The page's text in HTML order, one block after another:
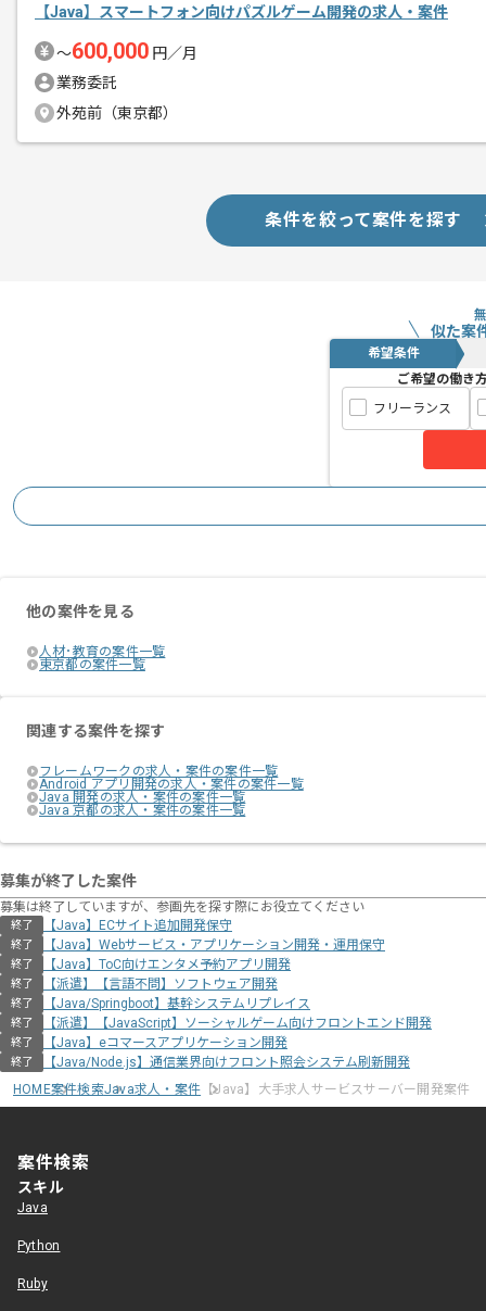
エージェントからのコ
メント
幅広くご担当いただくためスキルアッ
【Java】スマートフォン向けパズルゲーム開発の求人・案件
〜600,000 円／月
業務委託
外苑前（東京都）
条件を絞って案件を探す
似た案
希望条件
ご希望の働き
フリーランス
他の案件を見る
人材･教育の案件一覧
東京都の案件一覧
関連する案件を探す
フレームワークの求人・案件の案件一覧
Android アプリ開発の求人・案件の案件一覧
Java 開発の求人・案件の案件一覧
Java 京都の求人・案件の案件一覧
募集が終了した案件
募集は終了していますが、参画先を探す際にお役立てください
終了 【Java】ECサイト追加開発保守
終了 【Java】Webサービス・アプリケーション開発・運用保守
終了 【Java】ToC向けエンタメ予約アプリ開発
終了 【派遣】【言語不問】ソフトウェア開発
終了 【Java/Springboot】基幹システムリプレイス
終了 【派遣】【JavaScript】ソーシャルゲーム向けフロントエンド開発
終了 【Java】eコマースアプリケーション開発
終了
【Java/Node.js】通信業界向けフロント照会システム刷新開発
HOME案件検索Java求人・案件 【Java】大手求人サービスサーバー開発案件
案件検索
スキル
Java
Python
Ruby